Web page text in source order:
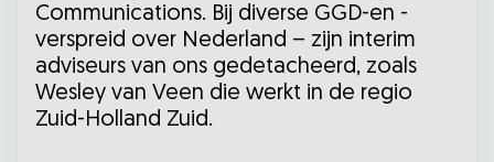
Communications. Bij diverse GGD-en -
verspreid over Nederland – zijn interim
adviseurs van ons gedetacheerd, zoals
Wesley van Veen die werkt in de regio
Zuid-Holland Zuid.